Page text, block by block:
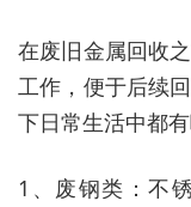
在废旧金属回收
工作，便于后续
下日常生活中都
1、废钢类：不